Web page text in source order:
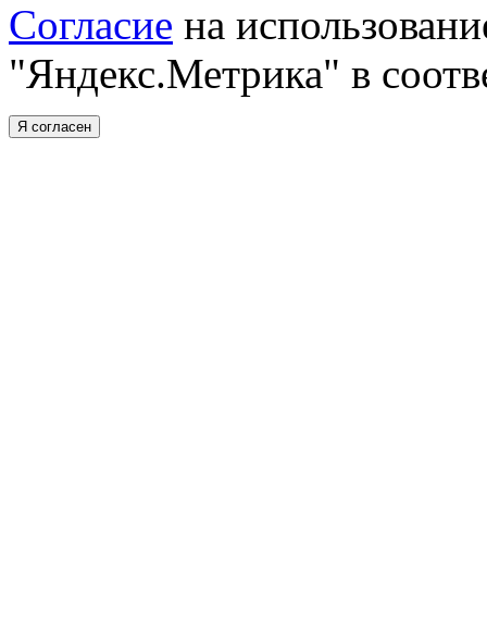
Cогласие на
"Яндекс.Метрика" в
Я согласен